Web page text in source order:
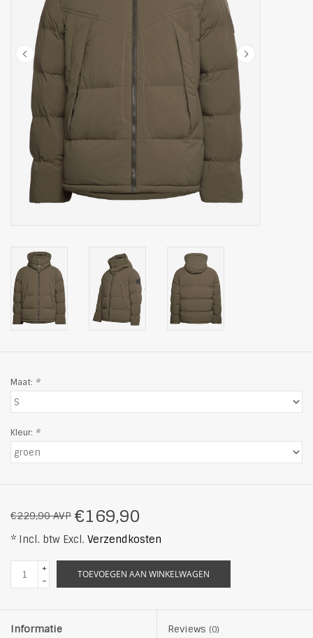
Maat: *
Kleur: *
€229,90 AVP €169,90
* Incl. btw Excl. Verzendkosten
+
-
TOEVOEGEN AAN WINKELWAGEN
Informatie Reviews (0)